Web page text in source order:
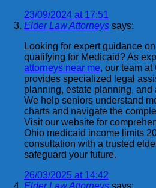
23/09/2024 at 17:51
Elder Law Attorneys says:
Looking for expert guidance
qualifying for Medicaid? As
attorneys near me, our team
provides specialized legal
planning, estate planning, and
We help seniors understand
charts and navigate the
Visit our website for
Ohio medicaid income limits
consultation with a trusted
safeguard your future.
26/03/2025 at 14:42
Elder Law Attorneys says: